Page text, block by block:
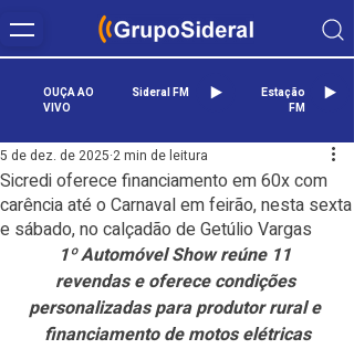
OUÇA AO
VIVO
Sideral FM
Estação
FM
Sicredi oferece financiamento em 60x com
carência até o Carnaval em feirão, nesta sexta
e sábado, no calçadão de Getúlio Vargas
5 de dez. de 2025 2 min de leitura
1º Automóvel Show reúne 11
revendas e oferece condições
personalizadas para produtor rural e
financiamento de motos elétricas